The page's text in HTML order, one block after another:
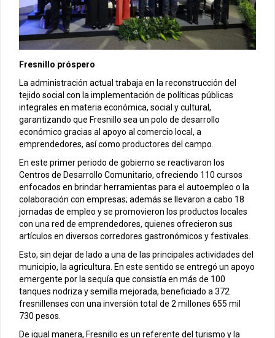
Fresnillo próspero
La administración actual trabaja en la reconstrucción del
tejido social con la implementación de políticas públicas
integrales en materia económica, social y cultural,
garantizando que Fresnillo sea un polo de desarrollo
económico gracias al apoyo al comercio local, a
emprendedores, así como productores del campo.
En este primer periodo de gobierno se reactivaron los
Centros de Desarrollo Comunitario, ofreciendo 110 cursos
enfocados en brindar herramientas para el autoempleo o la
colaboración con empresas; además se llevaron a cabo 18
jornadas de empleo y se promovieron los productos locales
con una red de emprendedores, quienes ofrecieron sus
artículos en diversos corredores gastronómicos y festivales.
Esto, sin dejar de lado a una de las principales actividades del
municipio, la agricultura. En este sentido se entregó un apoyo
emergente por la sequía que consistía en más de 100
tanques nodriza y semilla mejorada, beneficiado a 372
fresnillenses con una inversión total de 2 millones 655 mil
730 pesos.
De igual manera, Fresnillo es un referente del turismo y la